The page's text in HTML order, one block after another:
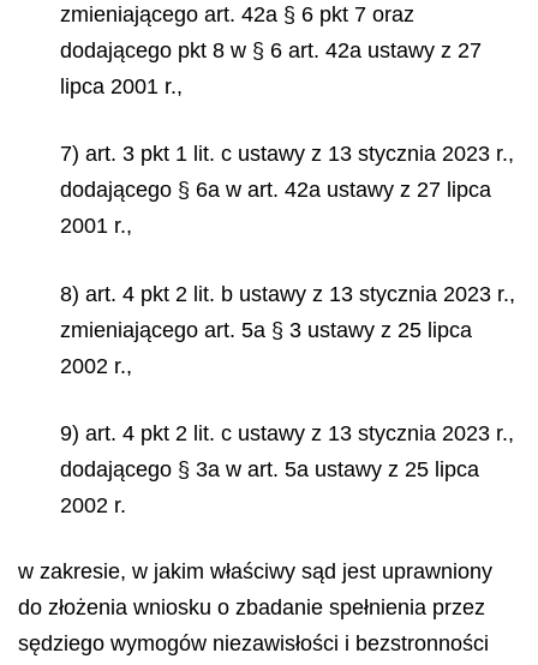
zmieniającego art. 42a § 6 pkt 7 oraz
dodającego pkt 8 w § 6 art. 42a ustawy z 27
lipca 2001 r.,
7) art. 3 pkt 1 lit. c ustawy z 13 stycznia 2023 r.,
dodającego § 6a w art. 42a ustawy z 27 lipca
2001 r.,
8) art. 4 pkt 2 lit. b ustawy z 13 stycznia 2023 r.,
zmieniającego art. 5a § 3 ustawy z 25 lipca
2002 r.,
9) art. 4 pkt 2 lit. c ustawy z 13 stycznia 2023 r.,
dodającego § 3a w art. 5a ustawy z 25 lipca
2002 r.
w zakresie, w jakim właściwy sąd jest uprawniony
do złożenia wniosku o zbadanie spełnienia przez
sędziego wymogów niezawisłości i bezstronności